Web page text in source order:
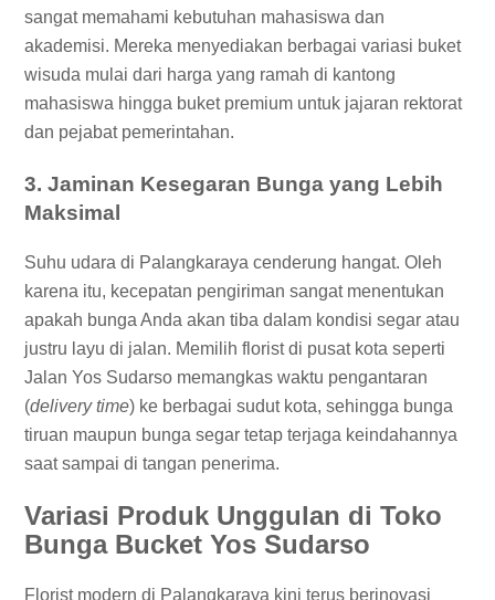
sangat memahami kebutuhan mahasiswa dan
akademisi. Mereka menyediakan berbagai variasi buket
wisuda mulai dari harga yang ramah di kantong
mahasiswa hingga buket premium untuk jajaran rektorat
dan pejabat pemerintahan.
3. Jaminan Kesegaran Bunga yang Lebih
Maksimal
Suhu udara di Palangkaraya cenderung hangat. Oleh
karena itu, kecepatan pengiriman sangat menentukan
apakah bunga Anda akan tiba dalam kondisi segar atau
justru layu di jalan. Memilih florist di pusat kota seperti
Jalan Yos Sudarso memangkas waktu pengantaran
(delivery time) ke berbagai sudut kota, sehingga bunga
tiruan maupun bunga segar tetap terjaga keindahannya
saat sampai di tangan penerima.
Variasi Produk Unggulan di Toko
Bunga Bucket Yos Sudarso
Florist modern di Palangkaraya kini terus berinovasi